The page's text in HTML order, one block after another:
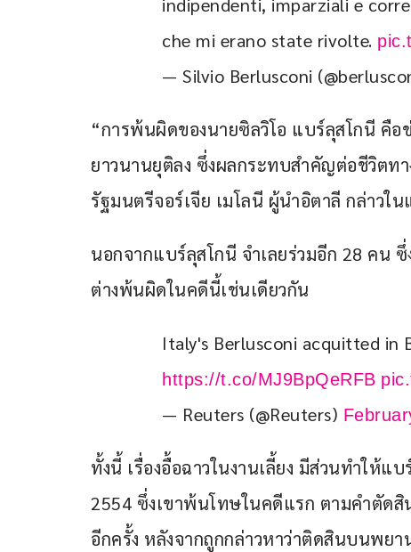
indipendenti, imparziali e
che mi erano state rivolte.
— Silvio Berlusconi
“การพ้นผิดของนายซิลวิโอ แบร์ลุสโกนี คือ
ยาวนานยุติลง ซึ่งผลกระทบสำคัญต่อชีวิตท
รัฐมนตรีจอร์เจีย เมโลนี ผู้นำอิตาลี กล่าวใ
นอกจากแบร์ลุสโกนี จำเลยร่วมอีก 28 คน
ต่างพ้นผิดในคดีนี้เช่นเดียวกัน
Italy's Berlusconi acquitted in
https://t.co/MJ9BpQeRFB
— Reuters (@Reuters)
ทั้งนี้ เรื่องอื้อฉาวในงานเลี้ยง มีส่วนทำให้
2554 ซึ่งเขาพ้นโทษในคดีแรก ตามคำตัด
อีกครั้ง หลังจากถูกกล่าวหาว่าติดสินบนพยา